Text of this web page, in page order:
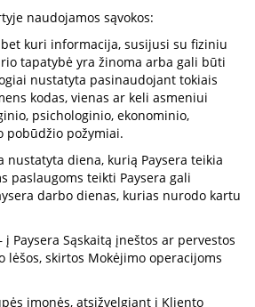
naudojamos sąvokos:
kuri informacija, susijusi su fiziniu
tapatybė yra žinoma arba gali būti
nustatyta pasinaudojant tokiais
kodas, vienas ar keli asmeniui
psichologinio, ekonominio,
pobūdžio požymiai.
nustatyta diena, kurią Paysera teikia
paslaugoms teikti Paysera gali
darbo dienas, kurias nurodo kartu
į Paysera Sąskaitą įneštos ar pervestos
lėšos, skirtos Mokėjimo operacijoms
įmonės, atsižvelgiant į Kliento